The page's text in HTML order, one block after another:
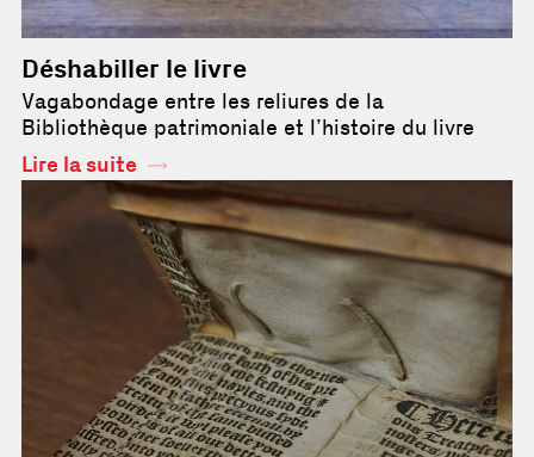
Déshabiller le livre
Vagabondage entre les reliures de la
Bibliothèque patrimoniale et l’histoire du livre